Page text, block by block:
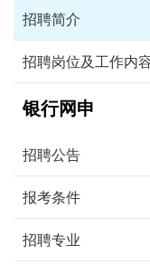
招聘简介
招聘岗位及工作内
银行网申
招聘公告
报考条件
招聘专业